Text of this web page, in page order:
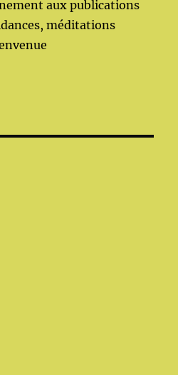
aux publications
méditations